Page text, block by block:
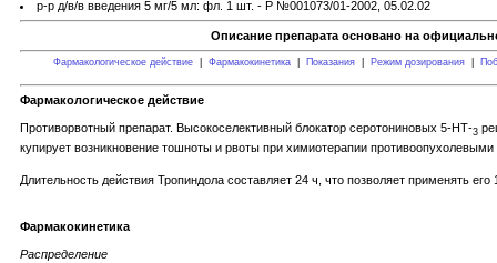
р-р д/в/в введения 5 мг/5 мл: фл. 1 шт. - Р №001073/01-2002, 05.02.02
Описание препарата основано на
Фармакологическое действие Фармакокинетика Показания Режим дозирования
Фармакологическое действие
Противорвотный препарат. Высокоселективный блокатор серотониновых 5-НТ-3
купирует возникновение тошноты и рвоты при химиотерапии
Длительность действия Тропиндола составляет 24 ч, что позволяет применять его
Фармакокинетика
Распределение